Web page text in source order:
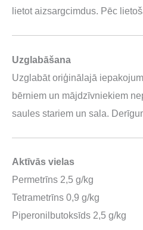
lietot aizsargcimdus. Pēc
Uzglabāšana
Uzglabāt oriģinālajā
bērniem un mājdzīvniekiem
saules stariem un sala.
Aktīvās vielas
Permetrīns 2,5 g/kg
Tetrametrīns 0,9 g/kg
Piperonilbutoksīds 2,5 g/kg